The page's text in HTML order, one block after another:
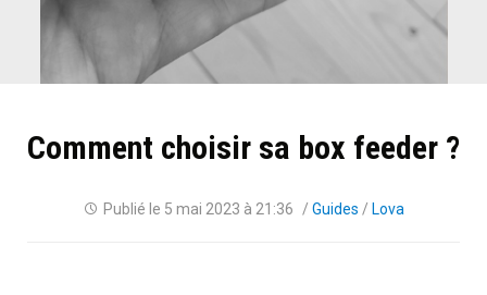
Comment choisir sa box feeder ?
Publié le 5 mai 2023 à 21:36 / Guides / Lova